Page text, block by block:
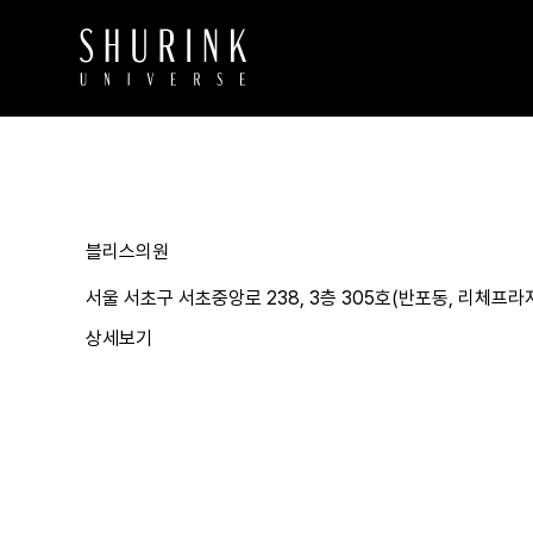
블리스의원
서울 서초구 서초중앙로 238, 3층 305호(반포동, 리체프라
상세보기